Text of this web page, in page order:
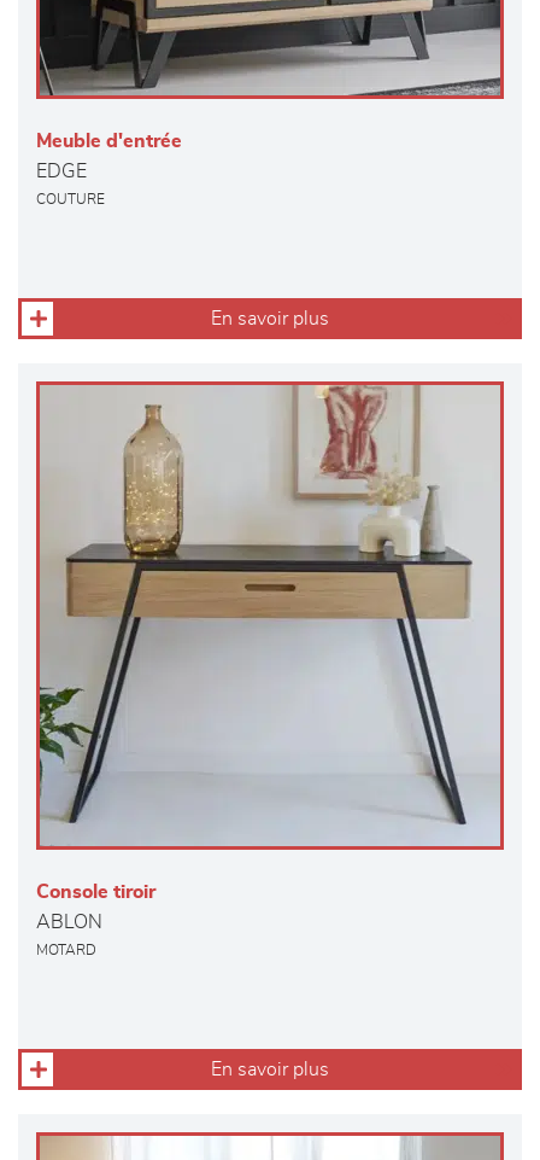
Meuble d'entrée
EDGE
COUTURE
En savoir plus
Console tiroir
ABLON
MOTARD
En savoir plus